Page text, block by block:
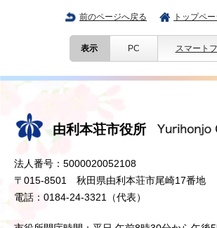
前のページへ戻る トップペ
表示 PC スマート
由利本荘市役所
法人番号：5000020052108
〒015-8501 秋田県由利本荘市尾崎17番地
電話：0184-24-3321（代表）